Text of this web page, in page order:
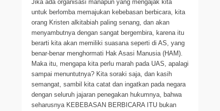
Jika ada organisasi manapun yang mengajak kita
untuk berlomba memajukan kebebasan berbicara, kita
orang Kristen alkitabiah paling senang, dan akan
menyambutnya dengan sangat bergembira, karena itu
berarti kita akan memiliki suasana seperti di AS, yang
benar-benar menghormati Hak Asasi Manusia (HAM).
Maka itu, mengapa kita perlu marah pada UAS, apalagi
sampai menuntutnya? Kita soraki saja, dan kasih
semangat, sambil kita catat dan ingatkan pada negara
dengan seluruh jajaran penegakan hukumnya, bahwa
seharusnya KEBEBASAN BERBICARA ITU bukan